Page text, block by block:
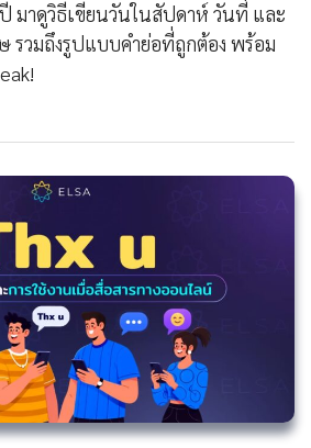
มาดูวิธีเขียนวันในสัปดาห์ วันที่ และ
รวมถึงรูปแบบคำย่อที่ถูกต้อง พร้อม